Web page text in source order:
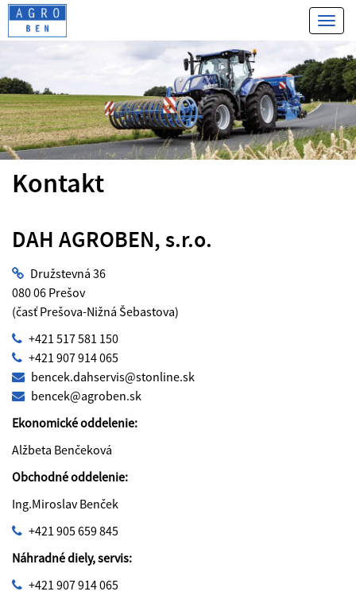
Kontakt
DAH AGROBEN, s.r.o.
Družstevná 36
080 06 Prešov
(časť Prešova-Nižná Šebastova)
+421 517 581 150
+421 907 914 065
bencek.dahservis@stonline.sk
bencek@agroben.sk
Ekonomické oddelenie:
Alžbeta Benčeková
Obchodné oddelenie:
Ing.Miroslav Benček
+421 905 659 845
Náhradné diely, servis:
+421 907 914 065